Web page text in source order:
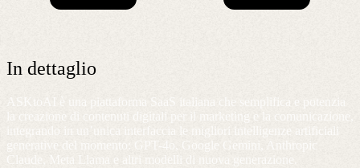
In dettaglio
ASKtoAI è una piattaforma SaaS italiana che semplifica e potenzia
la creazione di contenuti digitali per il marketing e la comunicazione,
integrando in un’unica interfaccia le migliori intelligenze artificiali
generative del momento: GPT-4o, Google Gemini, Anthropic
Claude, Meta Llama e altri modelli di nuova generazione.